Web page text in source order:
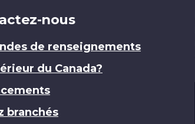
nous
de renseignements
du Canada?
branchés